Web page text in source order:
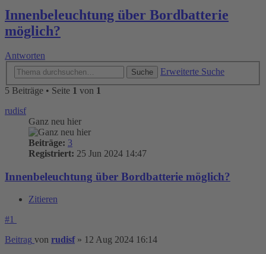
Innenbeleuchtung über Bordbatterie
möglich?
Antworten
Suche
Erweiterte Suche
5 Beiträge • Seite 1 von 1
rudisf
Ganz neu hier
Beiträge: 3
Registriert: 25 Jun 2024 14:47
Innenbeleuchtung über Bordbatterie möglich?
Zitieren
#1
Beitrag von rudisf» 12 Aug 2024 16:14